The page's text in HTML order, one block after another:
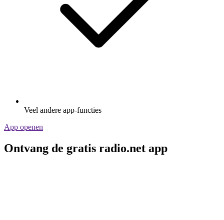
Veel andere app-functies
App openen
Ontvang de gratis radio.net app